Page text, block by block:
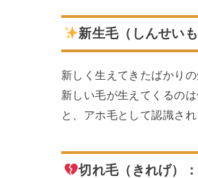
新生毛（しんせい
新しく生えてきたばかり
新しい毛が生えてくるの
と、アホ毛として認識され
切れ毛（きれげ）